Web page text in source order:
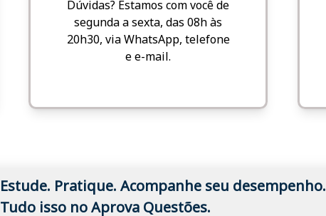
Dúvidas? Estamos com você de
segunda a sexta, das 08h às
20h30, via WhatsApp, telefone
e e-mail.
Estude. Pratique. Acompanhe seu desempenho.
Tudo isso no Aprova Questões.